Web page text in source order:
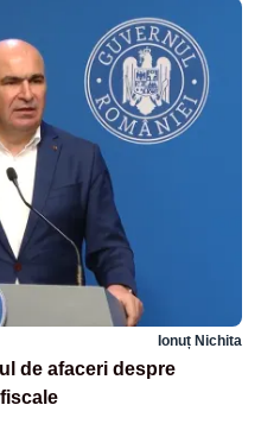
Ionuț Nichita
de afaceri despre